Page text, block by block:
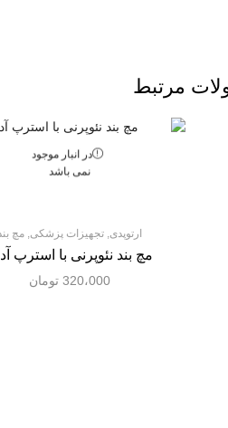
مرتبط
در انبار موجود
نمی باشد
ارتوپدی ,تجهیزات پزشکی ,مچ بند
مچ بند نئوپرنی با استرپ
320،000 تومان